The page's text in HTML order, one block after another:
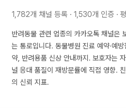
1,782개 채널 등록 · 1,530개 인증 ·
반려동물 관련 업종의 카카오톡 채널은
는 통로입니다. 동물병원 진료 예약·예
약, 반려용품 신상 안내까지. 보호자는
널 응대 품질이 재방문률에 직접 영향.
의 신뢰 지표.